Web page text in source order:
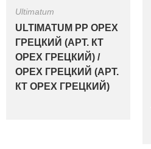
Ultimatum
ULTIMATUM PP ОРЕХ
ГРЕЦКИЙ (АРТ. КТ
ОРЕХ ГРЕЦКИЙ) /
ОРЕХ ГРЕЦКИЙ (АРТ.
КТ ОРЕХ ГРЕЦКИЙ)